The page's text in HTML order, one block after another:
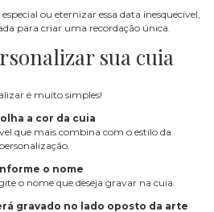
ou eternizar essa data inesquecível,
para criar uma recordação única.
sua cuia
é muito simples!
a cor da cuia
que mais combina com o estilo da
personalização.
o nome
o nome que deseja gravar na cuia.
gravado no lado oposto da arte